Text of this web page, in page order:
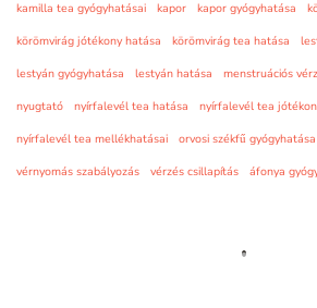
kamilla tea gyógyhatásai
kapor kapor gyógyhatása
körömvirág jótékony hatása
körömvirág tea hatása
lestyán gyógyhatása
lestyán hatása menstruációs
nyugtató
nyírfalevél tea hatása
nyírfalevél tea
nyírfalevél tea mellékhatásai
orvosi székfű gyógyhatása
vérnyomás szabályozás
vérzés csillapítás áfonya